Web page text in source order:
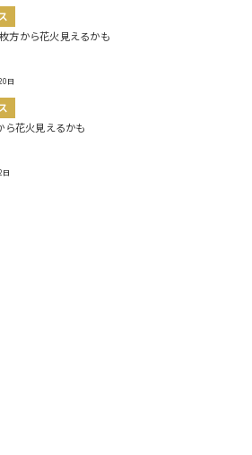
方から花火見えるかも
日
ら花火見えるかも